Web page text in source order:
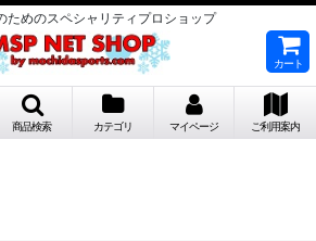
ためのスペシャリティプロショップ
カート
商品検索 カテゴリ マイページ ご利用案内